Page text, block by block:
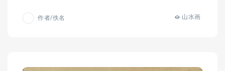
作者/佚名 山水画